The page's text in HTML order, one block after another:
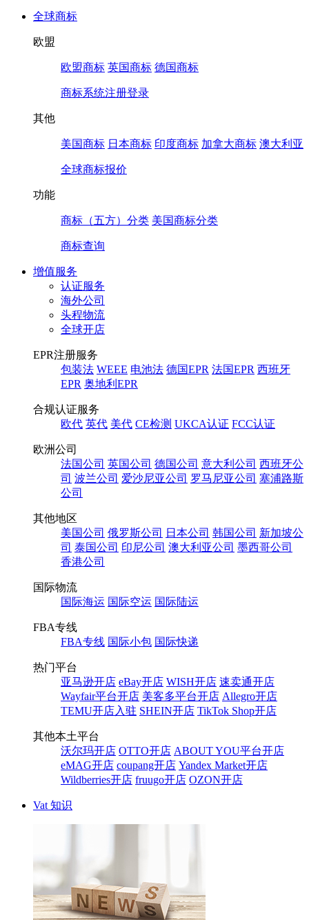
全球商标
欧盟
欧盟商标 英国商标 德国商标
商标系统注册登录
其他
美国商标 日本商标 印度商标 加拿大商标 澳大利亚
全球商标报价
功能
商标（五方）分类 美国商标分类
商标查询
增值服务
认证服务
海外公司
头程物流
全球开店
EPR注册服务
包装法 WEEE 电池法 德国EPR 法国EPR 西班牙
EPR 奥地利EPR
合规认证服务
欧代 英代 美代 CE检测 UKCA认证 FCC认证
欧洲公司
法国公司 英国公司 德国公司 意大利公司 西班牙公
司 波兰公司 爱沙尼亚公司 罗马尼亚公司 塞浦路斯
公司
其他地区
美国公司 俄罗斯公司 日本公司 韩国公司 新加坡公
司 泰国公司 印尼公司 澳大利亚公司 墨西哥公司
香港公司
国际物流
国际海运 国际空运 国际陆运
FBA专线
FBA专线 国际小包 国际快递
热门平台
亚马逊开店 eBay开店 WISH开店 速卖通开店
Wayfair平台开店 美客多平台开店 Allegro开店
TEMU开店入驻 SHEIN开店 TikTok Shop开店
其他本土平台
沃尔玛开店 OTTO开店 ABOUT YOU平台开店
eMAG开店 coupang开店 Yandex Market开店
Wildberries开店 fruugo开店 OZON开店
Vat 知识